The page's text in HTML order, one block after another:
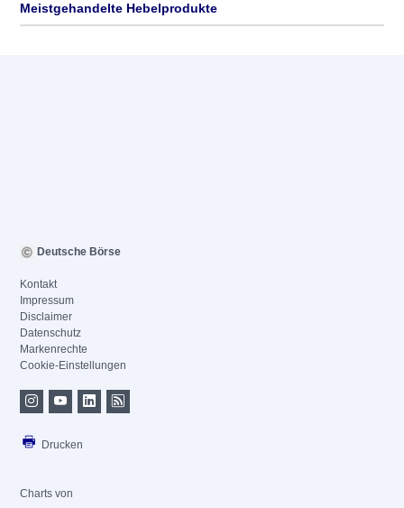
Meistgehandelte Hebelprodukte
Deutsche Börse
Kontakt
Impressum
Disclaimer
Datenschutz
Markenrechte
Cookie-Einstellungen
Drucken
Charts von